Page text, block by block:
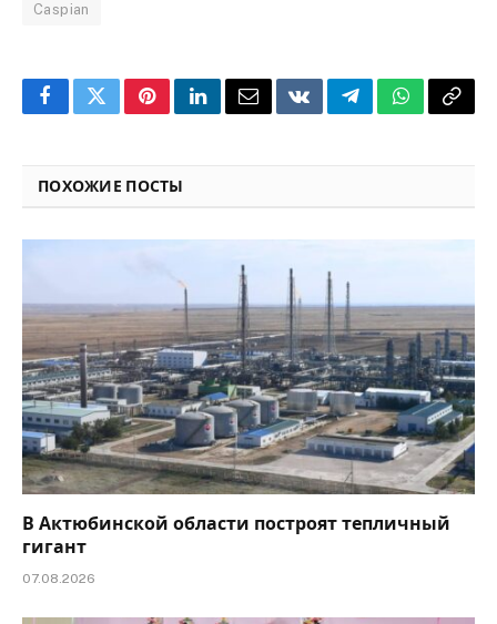
Caspian
FacebookTwitterPinterestLinkedInEmailVKontakteTelegramWhatsApp
Copy
ПОХОЖИЕ ПОСТЫ
В Актюбинской области построят тепличный
гигант
07.08.2026